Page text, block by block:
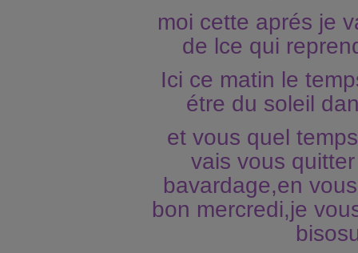
moi cette aprés je
de lce qui
Ici ce matin le
étre du soleil
et vous quel
vais vous
bavardage,en
bon mercredi,je